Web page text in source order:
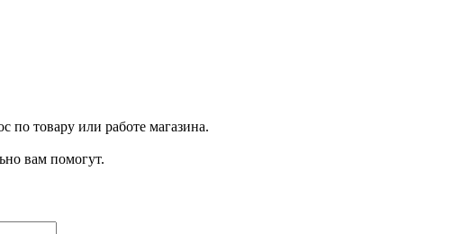
товару или работе магазина.
вам помогут.